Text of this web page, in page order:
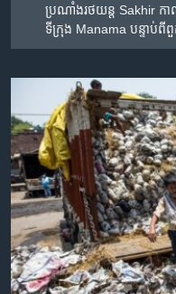
ប្រណាំង​រថ​យន្ត Sakhir ក
ទីក្រុង Manama បន្ទាប់​ពី​ពួ